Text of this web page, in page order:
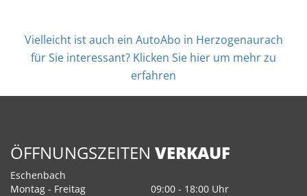
Vielleicht ist auch ein AutoAbo in Herzogenaurach
für Sie interessant? Klicken Sie hier um mehr zu
erfahren
ÖFFNUNGSZEITEN VERKAUF
Eschenbach
Montag - Freitag
09:00 - 18:00 Uhr